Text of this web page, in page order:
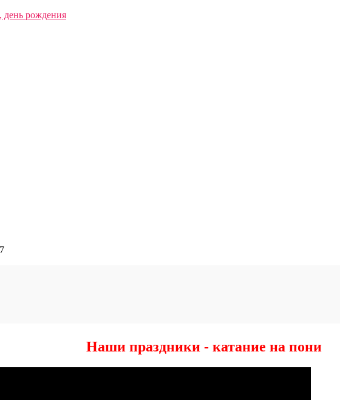
день рождения
Наши праздники - катание на пони